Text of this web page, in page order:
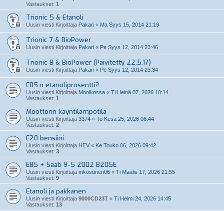
Vastaukset: 1
Trionic 5 & Etanoli
Uusin viesti Kirjoittaja Pakari « Ma Syys 15, 2014 21:19
Trionic 7 & BioPower
Uusin viesti Kirjoittaja Pakari « Pe Syys 12, 2014 23:46
Trionic 8 & BioPower (Päivitetty 22.5.17)
Uusin viesti Kirjoittaja Pakari « Pe Syys 12, 2014 23:34
E85:n etanoliprosentti?
Uusin viesti Kirjoittaja Monikossa « Ti Heinä 07, 2026 10:14
Vastaukset: 1
Moottorin käyntilämpötila
Uusin viesti Kirjoittaja 3374 « To Kesä 25, 2026 06:44
Vastaukset: 2
E20 bensiini
Uusin viesti Kirjoittaja HEV « Ke Touko 06, 2026 09:42
Vastaukset: 3
E85 + Saab 9-5 2002 B205E
Uusin viesti Kirjoittaja mkosunen06 « Ti Maalis 17, 2026 21:55
Vastaukset: 9
Etanoli ja pakkanen
Uusin viesti Kirjoittaja 9000CD23T « Ti Helmi 24, 2026 14:45
Vastaukset: 13